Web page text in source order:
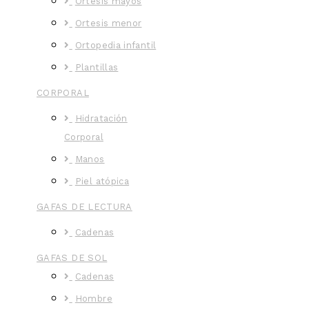
Ortesis menor
Ortopedia infantil
Plantillas
CORPORAL
Hidratación
Corporal
Manos
Piel atópica
GAFAS DE LECTURA
Cadenas
GAFAS DE SOL
Cadenas
Hombre